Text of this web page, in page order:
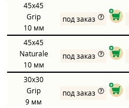
45x45
Grip
10 мм
под заказ
45x45
Naturale
10 мм
под заказ
30x30
Grip
9 мм
под заказ